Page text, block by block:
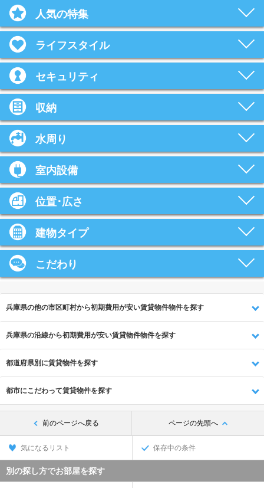
人気の特集
ライフスタイル
セキュリティ
収納
水周り
室内設備
位置･広さ
建物タイプ
こだわり
兵庫県の他の市区町村から初期費用が安い賃貸物件物件を探す
兵庫県の沿線から初期費用が安い賃貸物件物件を探す
都道府県別に賃貸物件を探す
都市にこだわって賃貸物件を探す
前のページへ戻る ページの先頭へ
気になるリスト 保存中の条件
別の探し方でお部屋を探す